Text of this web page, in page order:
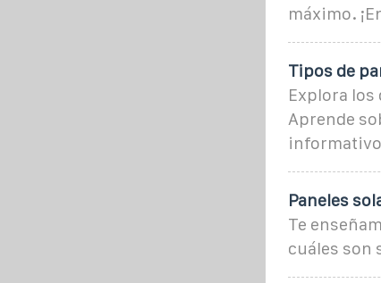
máximo.
Tipos de
Explora
Aprende
Paneles
Te
cuáles son